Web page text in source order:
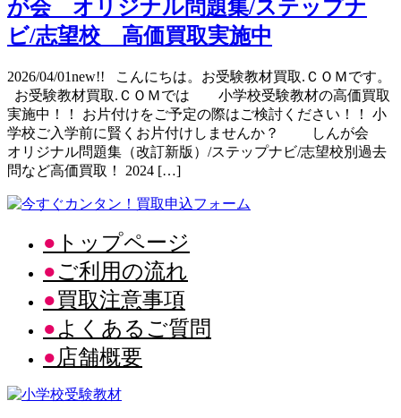
が会 オリジナル問題集/ステップナ
ビ/志望校 高価買取実施中
2026/04/01new!! こんにちは。お受験教材買取.ＣＯＭです。
お受験教材買取.ＣＯＭでは 小学校受験教材の高価買取
実施中！！ お片付けをご予定の際はご検討ください！！ 小
学校ご入学前に賢くお片付けしませんか？ しんが会
オリジナル問題集（改訂新版）/ステップナビ/志望校別過去
問など高価買取！ 2024 […]
トップページ
ご利用の流れ
買取注意事項
よくあるご質問
店舗概要